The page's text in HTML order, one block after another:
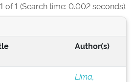
of 1 (Search time: 0.002 seconds).
Author(s)
Lima,